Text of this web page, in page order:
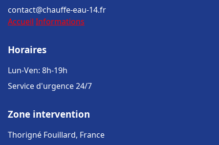
contact@chauffe-eau-14.fr
Accueil Informations
Horaires
Lun-Ven: 8h-19h
Service d'urgence 24/7
Zone intervention
Thorigné Fouillard, France